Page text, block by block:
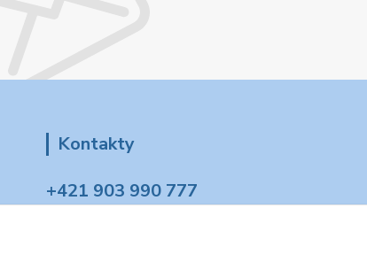
Kontakty
+421 903 990 777